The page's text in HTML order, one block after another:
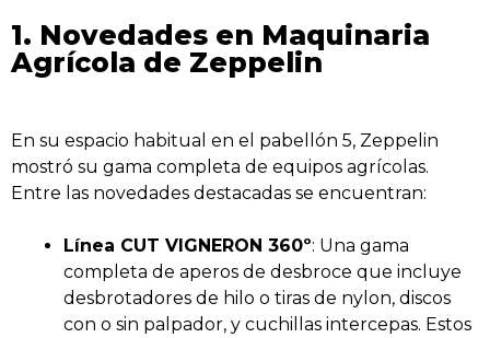
1. Novedades en Maquinaria
Agrícola de Zeppelin
En su espacio habitual en el pabellón 5, Zeppelin
mostró su gama completa de equipos agrícolas.
Entre las novedades destacadas se encuentran:
Línea CUT VIGNERON 360º: Una gama
completa de aperos de desbroce que incluye
desbrotadores de hilo o tiras de nylon, discos
con o sin palpador, y cuchillas intercepas. Estos